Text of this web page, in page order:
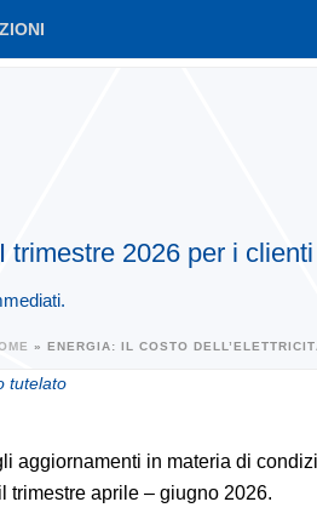
2026 per i
» ENERGIA: IL COSTO
tutelato
aggiornamenti in materia di
trimestre aprile – giugno 2026.